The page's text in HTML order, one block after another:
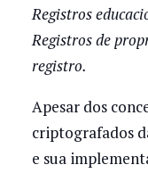
Registros
Registros de
registro.
Apesar dos
criptografados
e sua